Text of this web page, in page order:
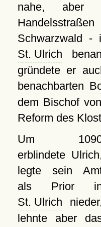
nahe, aber
Schwarzwald -
St. Ulrich
gründete er
benachbarten
dem Bischof
Reform des
Um
erblindete
legte sein
als Prior
St. Ulrich
lehnte aber